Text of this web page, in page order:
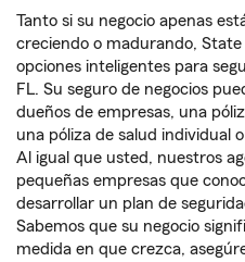
Tanto si su negocio apenas
creciendo o madurando,
opciones inteligentes para
FL. Su seguro de negocios
dueños de empresas, una
una póliza de salud individual
Al igual que usted, nuestros
pequeñas empresas que
desarrollar un plan de
Sabemos que su negocio
medida en que crezca,